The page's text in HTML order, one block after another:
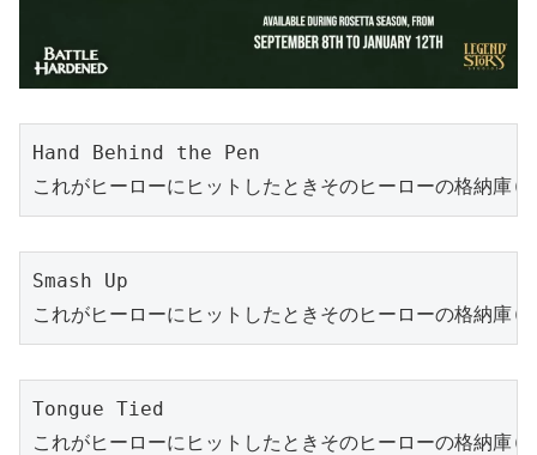
Hand Behind the Pen
これがヒーローにヒットしたときそのヒーローの格納庫
Smash Up
これがヒーローにヒットしたときそのヒーローの格納庫
Tongue Tied
これがヒーローにヒットしたときそのヒーローの格納庫